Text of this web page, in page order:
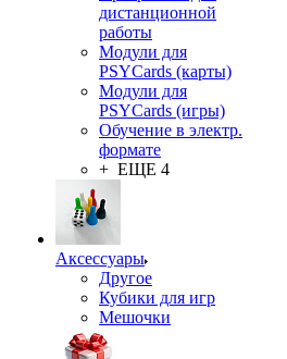
дистанционной
работы
Модули для
PSYCards (карты)
Модули для
PSYCards (игры)
Обучение в электр.
формате
+ ЕЩЕ 4
Аксессуары
Другое
Кубики для игр
Мешочки